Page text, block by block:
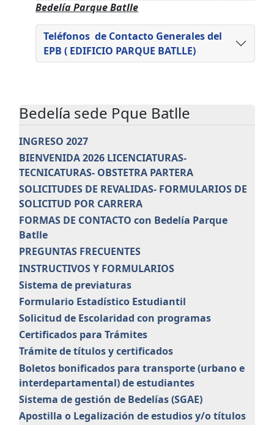
Bedelía sede Pque Batlle
INGRESO 2027
BIENVENIDA 2026 LICENCIATURAS-
TECNICATURAS- OBSTETRA PARTERA
SOLICITUDES DE REVALIDAS- FORMULARIOS DE
SOLICITUD POR CARRERA
FORMAS DE CONTACTO con Bedelía Parque
Batlle
PREGUNTAS FRECUENTES
INSTRUCTIVOS Y FORMULARIOS
Sistema de previaturas
Formulario Estadístico Estudiantil
Solicitud de Escolaridad con programas
Certificados para Trámites
Trámite de títulos y certificados
Boletos bonificados para transporte (urbano e
interdepartamental) de estudiantes
Sistema de gestión de Bedelías (SGAE)
Apostilla o Legalización de estudios y/o títulos
Bedelía Parque Batlle
Teléfonos de Contacto Generales del
EPB ( EDIFICIO PARQUE BATLLE)